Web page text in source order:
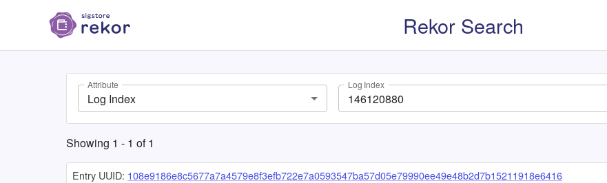
Rekor Search
Attribute
Log Index
Log Index
Showing 1 - 1 of1
Entry UUID: 108e9186e8c5677a7a4579e8f3efb722e7a0593547ba57d05e79990ee49e48b2d7b15211918e6416